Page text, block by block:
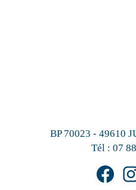
BP 70023 - 49610
Tél : 07